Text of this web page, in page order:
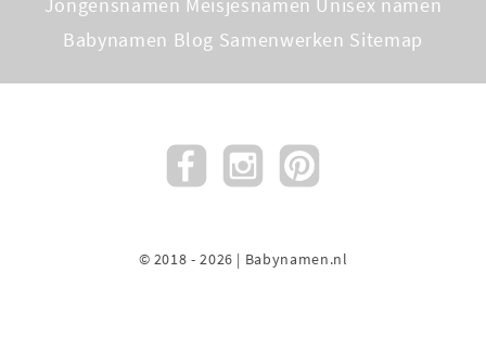
Babynamen Blog Samenwerken Sitemap
© 2018 - 2026 | Babynamen.nl